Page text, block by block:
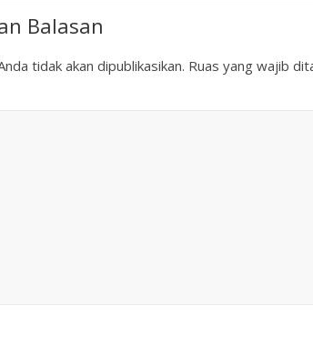
Balasan
tidak akan dipublikasikan. Ruas yang wajib